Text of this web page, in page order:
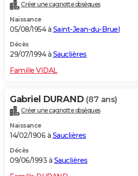
Créer une cagnotte obsèques
Naissance
05/08/1954 à Saint-Jean-du-Bruel
Décès
29/07/1994 à Sauclières
Famille VIDAL
Gabriel DURAND (87 ans)
Créer une cagnotte obsèques
Naissance
14/02/1906 à Sauclières
Décès
09/06/1993 à Sauclières